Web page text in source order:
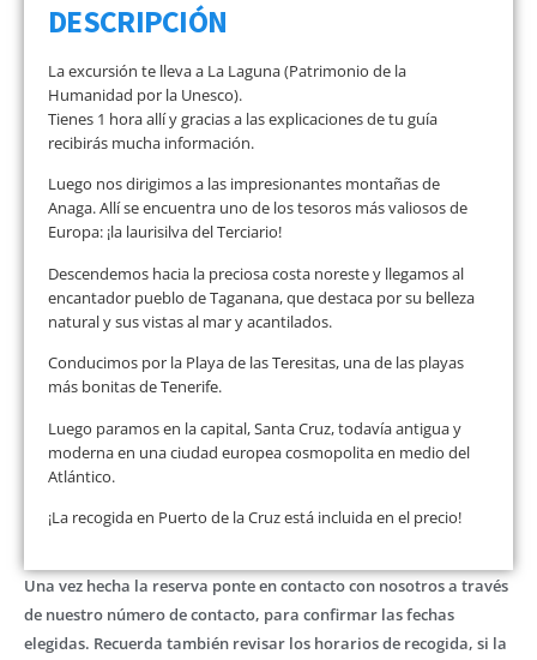
DESCRIPCIÓN
La excursión te lleva a La Laguna (Patrimonio de la
Humanidad por la Unesco).
Tienes 1 hora allí y gracias a las explicaciones de tu guía
recibirás mucha información.
Luego nos dirigimos a las impresionantes montañas de
Anaga. Allí se encuentra uno de los tesoros más valiosos de
Europa: ¡la laurisilva del Terciario!
Descendemos hacia la preciosa costa noreste y llegamos al
encantador pueblo de Taganana, que destaca por su belleza
natural y sus vistas al mar y acantilados.
Conducimos por la Playa de las Teresitas, una de las playas
más bonitas de Tenerife.
Luego paramos en la capital, Santa Cruz, todavía antigua y
moderna en una ciudad europea cosmopolita en medio del
Atlántico.
¡La recogida en Puerto de la Cruz está incluida en el precio!
Una vez hecha la reserva ponte en contacto con nosotros a través
de nuestro número de contacto, para confirmar las fechas
elegidas. Recuerda también revisar los horarios de recogida, si la